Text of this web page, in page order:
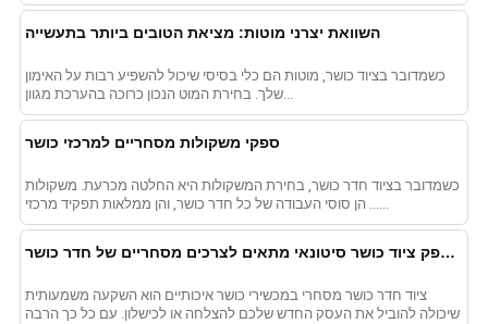
השוואת יצרני מוטות: מציאת הטובים ביותר בתעשייה
כשמדובר בציוד כושר, מוטות הם כלי בסיסי שיכול להשפיע רבות על האימון
ספקי משקולות מסחריים למרכזי כושר
כשמדובר בציוד חדר כושר, בחירת המשקולות היא החלטה מכרעת. משקולות
בחירת ספק ציוד כושר סיטונאי מתאים לצרכים מסחריים של חדר כושר
ציוד חדר כושר מסחרי במכשירי כושר איכותיים הוא השקעה משמעותית
שיכולה להוביל את העסק החדש שלכם להצלחה או לכישלון. עם כל כך הרבה